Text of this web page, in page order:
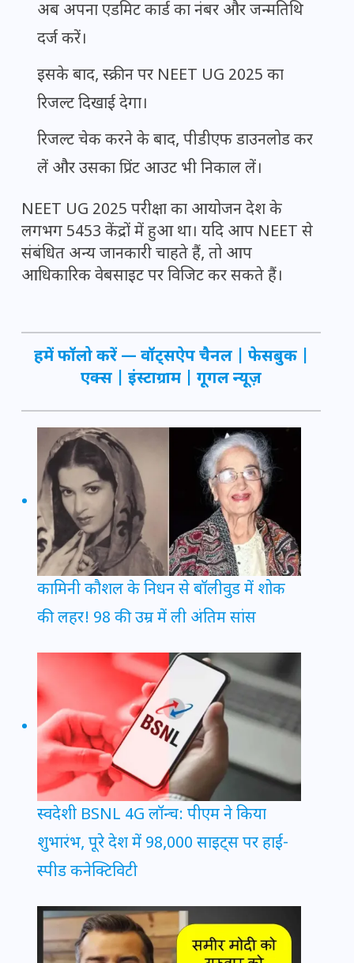
अब अपना एडमिट कार्ड का नंबर और जन्मतिथि
दर्ज करें।
इसके बाद, स्क्रीन पर NEET UG 2025 का
रिजल्ट दिखाई देगा।
रिजल्ट चेक करने के बाद, पीडीएफ डाउनलोड कर
लें और उसका प्रिंट आउट भी निकाल लें।
NEET UG 2025 परीक्षा का आयोजन देश के
लगभग 5453 केंद्रों में हुआ था। यदि आप NEET से
संबंधित अन्य जानकारी चाहते हैं, तो आप
आधिकारिक वेबसाइट पर विजिट कर सकते हैं।
हमें फॉलो करें — वॉट्सऐप चैनल फेसबुक
एक्स
इंस्टाग्राम गूगल न्यूज़
कामिनी कौशल के निधन से बॉलीवुड में शोक
की लहर! 98 की उम्र में ली अंतिम सांस
स्वदेशी BSNL 4G लॉन्च: पीएम ने किया
शुभारंभ, पूरे देश में 98,000 साइट्स पर हाई-
स्पीड कनेक्टिविटी